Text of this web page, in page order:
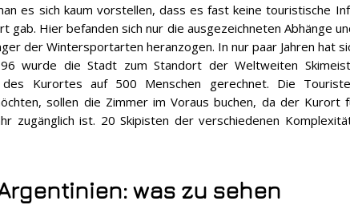
es sich kaum vorstellen, dass es fast keine touristische
gab. Hier befanden sich nur die ausgezeichneten Abhänge
der Wintersportarten heranzogen. In nur paar Jahren hat
wurde die Stadt zum Standort der Weltweiten
des Kurortes auf 500 Menschen gerechnet. Die
sollen die Zimmer im Voraus buchen, da der Kurort
zugänglich ist. 20 Skipisten der verschiedenen
was zu sehen